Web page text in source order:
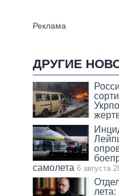
ДРУГИЕ
самолета 6 августа